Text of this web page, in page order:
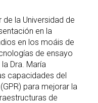
de la Universidad de
en la
en los moáis de
de ensayo
Dra. María
capacidades del
para mejorar la
de